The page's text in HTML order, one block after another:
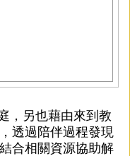
，另也藉由來到教
透過陪伴過程發現
合相關資源協助解